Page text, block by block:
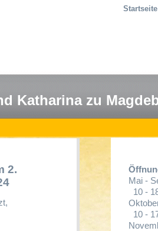
Startseite
Katharina zu
2.
Mai -
10 -
10 -